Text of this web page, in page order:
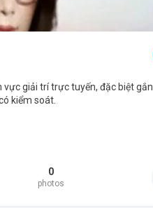
vực giải trí trực tuyến, đặc biệt gắn
kiểm soát.
0
photos